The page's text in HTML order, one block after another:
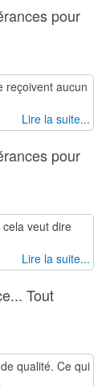
pour
reçoivent aucun
Lire la suite...
pour
veut dire
Lire la suite...
Tout
qualité. Ce qui